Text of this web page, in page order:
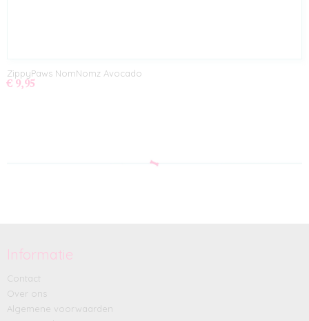
ZippyPaws NomNomz Avocado
€ 9,95
Informatie
Contact
Over ons
Algemene voorwaarden